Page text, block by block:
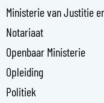
Ministerie van Justitie
Notariaat
Openbaar Ministerie
Opleiding
Politiek